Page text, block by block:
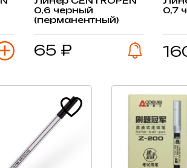
0,6 черный
(перманентный)
65 ₽
0,7